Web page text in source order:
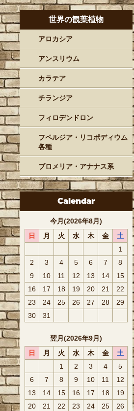
世界の観葉植物
アロカシア
アンスリウム
カラテア
チランジア
フィロデンドロン
フペルジア・リコポディウム
各種
ブロメリア・アナナス系
Calendar
今月(2026年8月)
日
月 火 水 木 金
土
1
2
3 4 5 6 7
8
9
10 11 12 13 14
15
16
17 18 19 20 21
22
23
24 25 26 27 28
29
30
31
翌月(2026年9月)
日
月 火 水 木 金
土
1
2 3 4
5
6
7 8 9 10 11
12
13
14 15 16 17 18
19
20
21 22 23 24 25
26